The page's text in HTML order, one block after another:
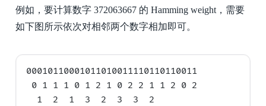
例如，要计算数字 372063667 的 Hamming weight，需要
如下图所示依次对相邻两个数字相加即可。
00010110001011010011110110110011
0 1 1 1 0 1 2 1 0 2 2 1 1 2 0 2
  1  2  1  3  2  3  3  2